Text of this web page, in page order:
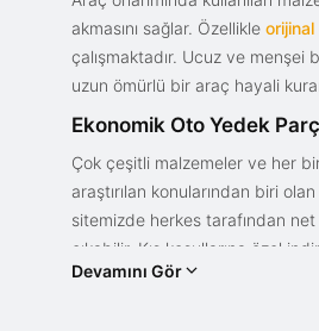
akmasını sağlar. Özellikle
çalışmaktadır. Ucuz ve menşei
uzun ömürlü bir araç hayali
Ekonomik Oto Yedek
Çok çeşitli malzemeler ve her
araştırılan konularından biri olan
sitemizde herkes tarafından
çıkabilir. Kış koşullarına özel
bir tasarım ve güce sahip olan
Devamını Gör